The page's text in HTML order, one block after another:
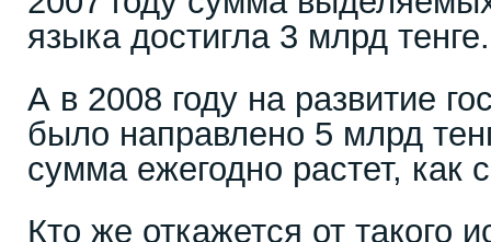
языка достигла 3 млрд тенге.
А в 2008 году на развитие
было направлено 5 млрд
сумма ежегодно растет, как
Кто же откажется от такого